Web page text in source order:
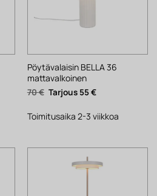
Pöytävalaisin BELLA 36
mattavalkoinen
70€ Alkuperäinen
hinta
70 €.
55€Nykyinen
55 €.
Toimitusaika 2-3 viikkoa